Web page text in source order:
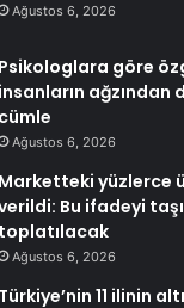
Ağustos 6, 2026
Psikologlara göre
insanların ağzından
cümle
Ağustos 6, 2026
Marketteki yüzlerce
Bu ifadeyi
toplatılacak
Ağustos 6, 2026
Türkiye’nin 11 ilinin